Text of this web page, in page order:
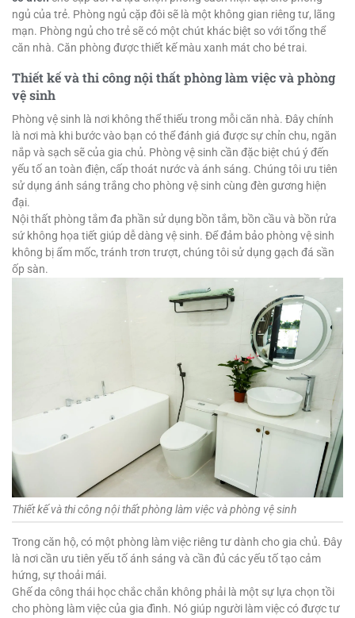
ngủ của trẻ. Phòng ngủ cặp đôi sẽ là một không gian riêng tư, lãng
mạn. Phòng ngủ cho trẻ sẽ có một chút khác biệt so với tổng thể
căn nhà. Căn phòng được thiết kế màu xanh mát cho bé trai.
Thiết kế và thi công nội thất phòng làm việc và phòng
vệ sinh
Phòng vệ sinh là nơi không thể thiếu trong mỗi căn nhà. Đây chính
là nơi mà khi bước vào bạn có thể đánh giá được sự chỉn chu, ngăn
nắp và sạch sẽ của gia chủ. Phòng vệ sinh cần đặc biệt chú ý đến
yếu tố an toàn điện, cấp thoát nước và ánh sáng. Chúng tôi ưu tiên
sử dụng ánh sáng trắng cho phòng vệ sinh cùng đèn gương hiện
đại.
Nội thất phòng tắm đa phần sử dụng bồn tắm, bồn cầu và bồn rửa
sứ không họa tiết giúp dễ dàng vệ sinh. Để đảm bảo phòng vệ sinh
không bị ẩm mốc, tránh trơn trượt, chúng tôi sử dụng gạch đá sần
ốp sàn.
Thiết kế và thi công nội thất phòng làm việc và phòng vệ sinh
Trong căn hộ, có một phòng làm việc riêng tư dành cho gia chủ. Đây
là nơi cần ưu tiên yếu tố ánh sáng và cần đủ các yếu tố tạo cảm
hứng, sự thoải mái.
Ghế da công thái học chắc chắn không phải là một sự lựa chọn tồi
cho phòng làm việc của gia đình. Nó giúp người làm việc có được tư